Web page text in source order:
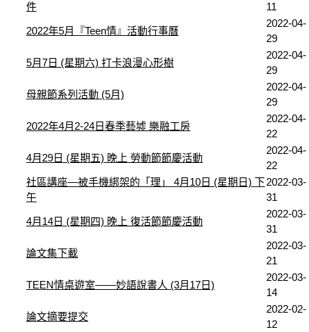
件
11
2022年5月『Teen情』活動行事曆
2022-04-
29
5月7日 (星期六) 打卡浪漫心形樹
2022-04-
29
母親節系列活動 (5月)
2022-04-
29
2022年4月2-24日春季藝墟 樂融工房
2022-04-
22
4月29日 (星期五) 晚上 勞動節節慶活動
2022-04-
22
社區講座—被手機綁架的「理」 4月10日 (星期日) 下
午
2022-03-
31
4月14日 (星期四) 晚上 復活節節慶活動
2022-03-
31
論文集下載
2022-03-
21
TEEN情桌遊室——妙語說書人 (3月17日)
2022-03-
14
論文摘要提交
2022-02-
12